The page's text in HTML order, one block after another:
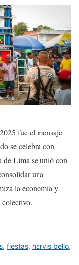
fue el mensaje
se celebra con
de Lima se unió con
una
la economía y
, fiestas, harvis bello,